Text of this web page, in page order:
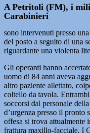
A Petritoli (FM), i
Carabinieri
sono intervenuti presso
del posto a seguito di una
riguardante una violenta
Gli operanti hanno
uomo di 84 anni aveva
altro paziente allettato,
coltello da tavola.
soccorsi dal personale
d’urgenza presso il pronto
offesa si trova attualmente
frattura maxillo-facciale. I